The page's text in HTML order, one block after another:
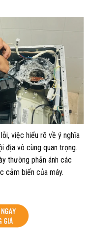
việc hiểu rõ về ý nghĩa
địa vô cùng quan trọng.
thường phản ánh các
cảm biến của máy.